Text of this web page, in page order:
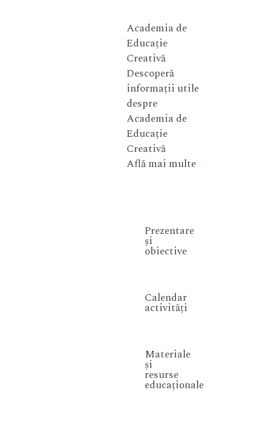
Academia de
Educație
Creativă
Descoperă
informații utile
despre
Academia de
Educație
Creativă
Află mai multe
Prezentare
și
obiective
Calendar
activități
Materiale
și
resurse
educaționale